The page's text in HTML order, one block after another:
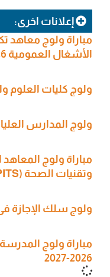
إعلانات اخرى:
مباراة ولوج معاهد
الأشغال العمومية 2026-2027
ولوج كليات العلوم
ولوج المدارس العليا
مباراة ولوج المعاهد
وتقنيات الصحة (ISPITS)-سلك الإجازة 2026-2027
ولوج سلك الإجازة في
مباراة ولوج
2026-2027